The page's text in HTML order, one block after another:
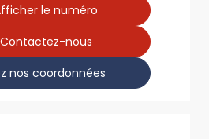
le numéro
Contactez-nous
nos coordonnées